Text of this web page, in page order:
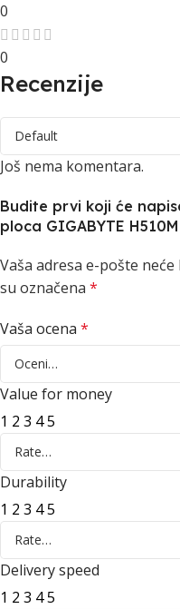
0
0
Recenzije
Još nema komentara.
Budite prvi koji će
ploca GIGABYTE
Vaša adresa e-pošte
su označena *
Vaša ocena *
Value for money
1 2 3 45
Durability
1 2 3 45
Delivery speed
1 2 3 45